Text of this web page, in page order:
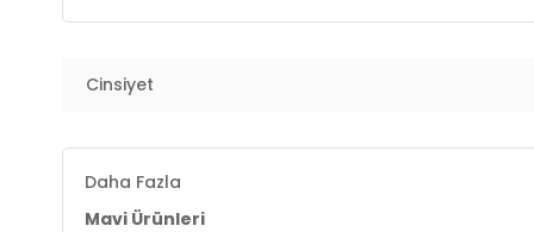
Üretim Yeri :
Cinsiyet
Daha Fazla
Mavi Ürünleri